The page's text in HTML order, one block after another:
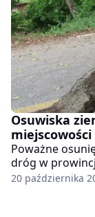
Osuwiska
miejscowości
Poważne
dróg w
miejscowości
20 października